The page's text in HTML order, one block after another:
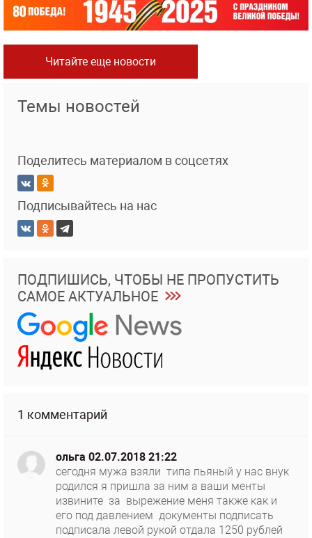
Читайте еще новости
Темы новостей
Поделитесь материалом в соцсетях
Подписывайтесь на нас
ПОДПИШИСЬ, ЧТОБЫ НЕ ПРОПУСТИТЬ
САМОЕ АКТУАЛЬНОЕ
1 комментарий
ольга 02.07.2018 21:22
сегодня мужа взяли типа пьяный у нас внук
родился я пришла за ним а ваши менты
извините за вырежение меня также как и
его под давлением документы подписать
подписала левой рукой отдала 1250 рублей